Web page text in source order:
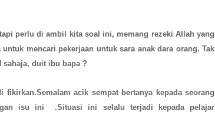
perlu di ambil kita soal ini, memang rezeki Allah yang
mencari pekerjaan untuk sara anak dara orang. Tak
sahaja, duit ibu bapa ?
acik sempat bertanya kepada seorang
isu ini .Situasi ini selalu terjadi kepada pelajar